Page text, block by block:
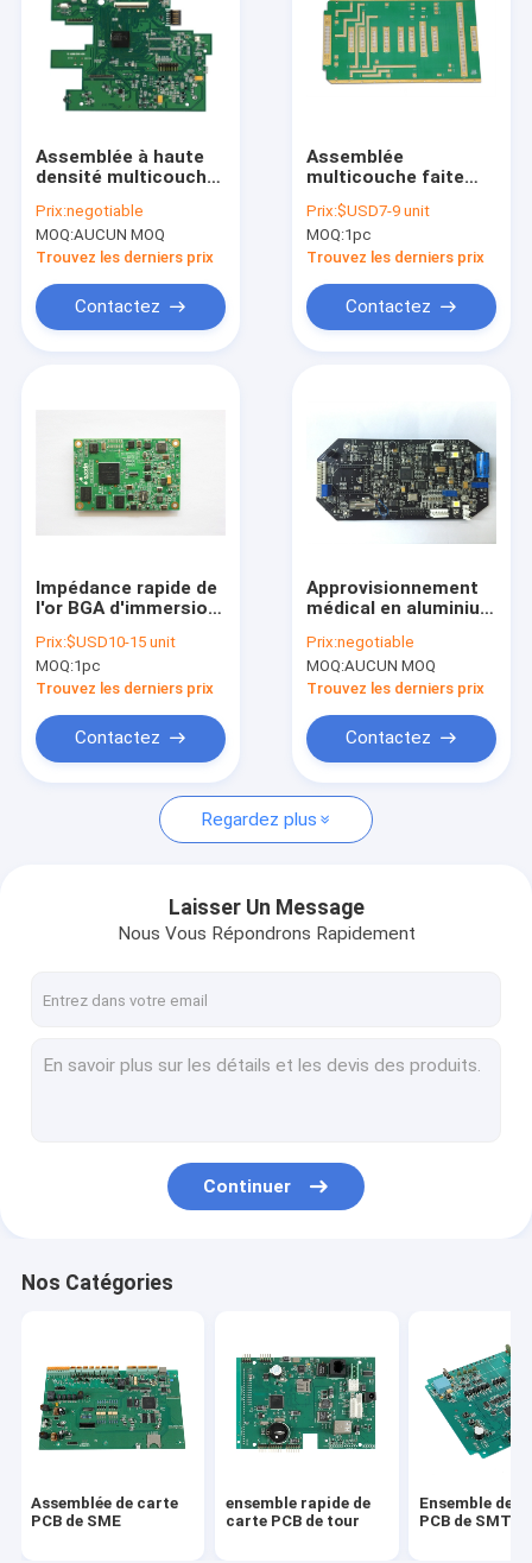
Au sujet de nous
Visite d'usine
Demandez une citation
Assemblée de carte PCB de SME
ensemble rapide de carte PCB de tour
Assemblée clés en main de carte PCB
2 couches de carte PCB
PCBA des véhicules à moteur
pcba médical
Assemblée industrielle de carte PCB
Assemblée à haute
densité multicouche
fabrication 4mil BGA
de carte PCB d'OEM
Prix:negotiable
MOQ:AUCUN MOQ
Trouvez les derniers prix
Contactez
Assemblée
multicouche faite
fabrication de carte
PCB d'ISO9001
ISO14001 pour le
onde
Prix:$USD7-9 unit
MOQ:1pc
Trouvez les derniers prix
Contactez
Impédance rapide de
l'or BGA d'immersion
PCB de tour de
fabrication
multicouche de carte
Prix:$USD10-15 unit
MOQ:1pc
Trouvez les derniers prix
Contactez
Approvisionnement
médical en aluminium
électronique de BT
PCBA HASL OSP
Prix:negotiable
MOQ:AUCUN MOQ
Trouvez les derniers prix
Contactez
Regardez plus
Laisser Un Message
Nous Vous Répondrons Rapidement
Continuer
Nos Catégories
Assemblée de carte
PCB de SME
ensemble rapide de
carte PCB de tour
Ensemble de
PCB de SMT